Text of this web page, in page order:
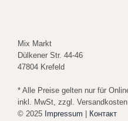
Mix Markt
Dülkener Str. 44-46
47804 Krefeld
* Alle Preise gelten nur für
inkl. MwSt, zzgl. Versandkosten
© 2025 Impressum | Контакт